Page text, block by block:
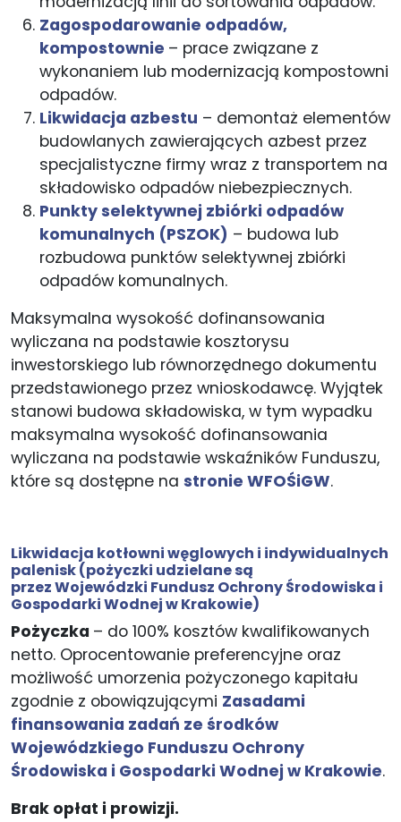
Zagospodarowanie odpadów,
kompostownie – prace związane z
wykonaniem lub modernizacją kompostowni
odpadów.
Likwidacja azbestu – demontaż elementów
budowlanych zawierających azbest przez
specjalistyczne firmy wraz z transportem na
składowisko odpadów niebezpiecznych.
Punkty selektywnej zbiórki odpadów
komunalnych (PSZOK) – budowa lub
rozbudowa punktów selektywnej zbiórki
odpadów komunalnych.
Maksymalna wysokość dofinansowania
wyliczana na podstawie kosztorysu
inwestorskiego lub równorzędnego dokumentu
przedstawionego przez wnioskodawcę. Wyjątek
stanowi budowa składowiska, w tym wypadku
maksymalna wysokość dofinansowania
wyliczana na podstawie wskaźników Funduszu,
które są dostępne na stronie WFOŚiGW.
Likwidacja kotłowni węglowych i indywidualnych
palenisk(pożyczki udzielane są
przez Wojewódzki Fundusz Ochrony Środowiska i
Gospodarki Wodnej w Krakowie)
Pożyczka – do 100% kosztów kwalifikowanych
netto. Oprocentowanie preferencyjne oraz
możliwość umorzenia pożyczonego kapitału
zgodnie z obowiązującymi Zasadami
finansowania zadań ze środków
Wojewódzkiego Funduszu Ochrony
Środowiska i Gospodarki Wodnej w Krakowie.
Brak opłat i prowizji.